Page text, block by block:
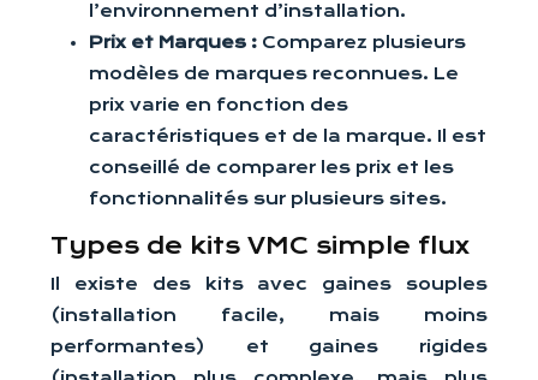
l’environnement d’installation.
Prix et Marques : Comparez plusieurs
modèles de marques reconnues. Le
prix varie en fonction des
caractéristiques et de la marque. Il est
conseillé de comparer les prix et les
fonctionnalités sur plusieurs sites.
Types de kits VMC simple flux
Il existe des kits avec gaines souples
(installation facile, mais moins
performantes) et gaines rigides